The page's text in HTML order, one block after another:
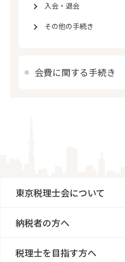
入会・退会
その他の手続き
会費に関する手続き
東京税理士会について
納税者の方へ
税理士を目指す方へ